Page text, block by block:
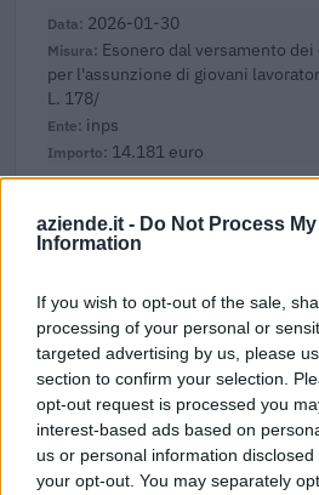
aziende.it - Do Not Process
Information
If you wish to opt-out of the sale,
processing of your personal or
targeted advertising by us, please
section to confirm your selection.
opt-out request is processed you
interest-based ads based on
us or personal information
your opt-out. You may separately
2026-01-30
Esonero dal versamento
per l'assunzione di giovani
L. 178/
inps
14.181 euro
Esonero dal versamento
per l'assunzione di giovani
inps
11.297 euro
2025-03-21
Esonero dal versamento
per nuove assunzioni/
indeterminato nel bienni
inps